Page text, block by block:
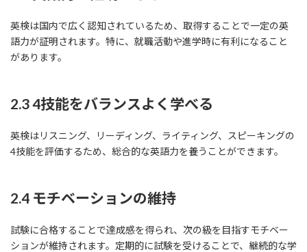
英検は国内で広く認知されているため、取得することで一定の英
語力が証明されます。特に、就職活動や進学時に有利になること
があります。
2.3 4技能をバランスよく学べる
英検はリスニング、リーディング、ライティング、スピーキングの
4技能を評価するため、総合的な英語力を養うことができます。
2.4 モチベーションの維持
試験に合格することで達成感を得られ、次の級を目指すモチベー
ションが維持されます。定期的に試験を受けることで、継続的な学